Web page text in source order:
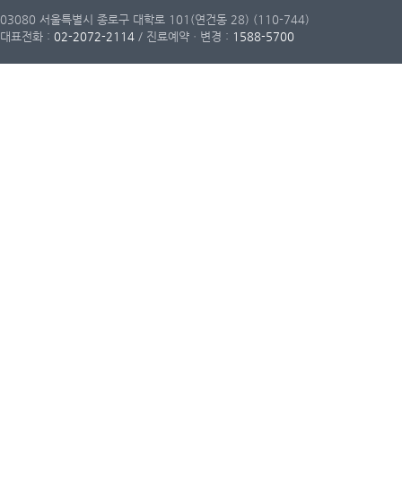
03080 서울특별시 종로구 대학로 101(연건동 28) (110-744)
대표전화 : 02-2072-2114 / 진료예약ㆍ변경 : 1588-5700